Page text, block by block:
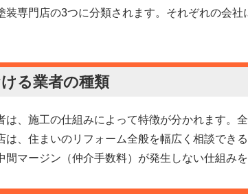
装専門店の3つに分類されます。それぞれの会
る業者の種類
は、施工の仕組みによって特徴が分かれます。
は、住まいのリフォーム全般を幅広く相談でき
マージン（仲介手数料）が発生しない仕組みを